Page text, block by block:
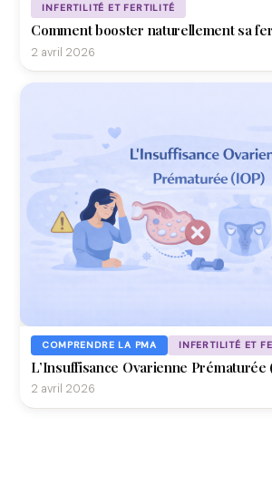
INFERTILITÉ ET FERTILITÉ
Comment booster naturellement sa
2 avril 2026
COMPRENDRE LA PMA INFERTILITÉ ET
L’Insuffisance Ovarienne Prématurée
2 avril 2026